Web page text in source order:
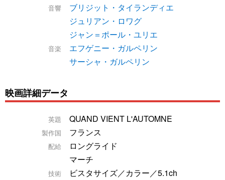
音響
ブリジット・タイランディエ
ジュリアン・ロワグ
ジャン＝ポール・ユリエ
音楽
エフゲニー・ガルペリン
サーシャ・ガルペリン
映画詳細データ
英題 QUAND VIENT L'AUTOMNE
製作国 フランス
配給
ロングライド
マーチ
技術
ビスタサイズ／カラー／5.1ch